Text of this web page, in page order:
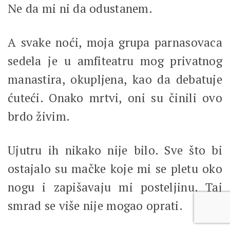
Ne da mi ni da odustanem.
A svake noći, moja grupa parnasovaca
sedela je u amfiteatru mog privatnog
manastira, okupljena, kao da debatuje
ćuteći. Onako mrtvi, oni su činili ovo
brdo živim.
Ujutru ih nikako nije bilo. Sve što bi
ostajalo su mačke koje mi se pletu oko
nogu i zapišavaju mi posteljinu. Taj
smrad se više nije mogao oprati.